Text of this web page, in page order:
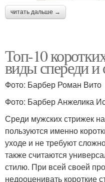
читать дальше →
Топ-10
виды спереди и
Фото: Барбер Роман Вито
Фото: Барбер Анжелика
Среди мужских стрижек
пользуются именно
уходе и не требуют
также считаются
стилю. При всей своей
недооценивать короткие